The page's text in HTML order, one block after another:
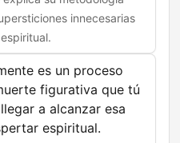
innecesarias
es un proceso
figurativa que tú
a alcanzar esa
espiritual.